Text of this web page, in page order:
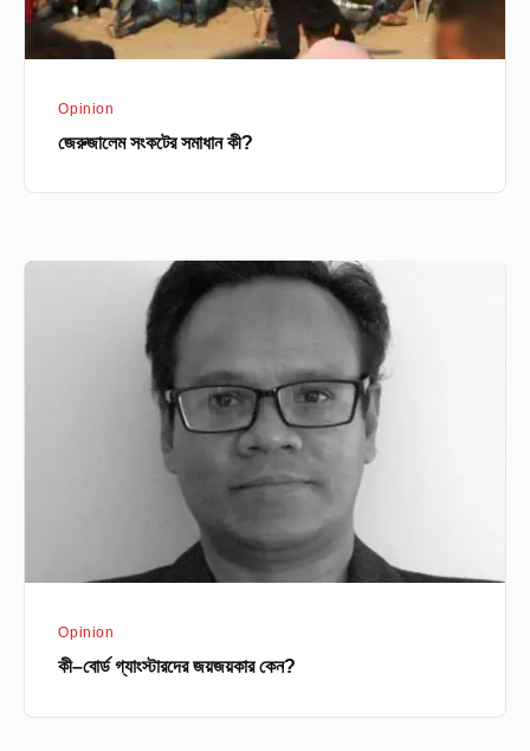
Opinion
জেরুজালেম সংকটের সমাধান কী?
Opinion
কী–বোর্ড গ্যাংস্টারদের জয়জয়কার কেন?